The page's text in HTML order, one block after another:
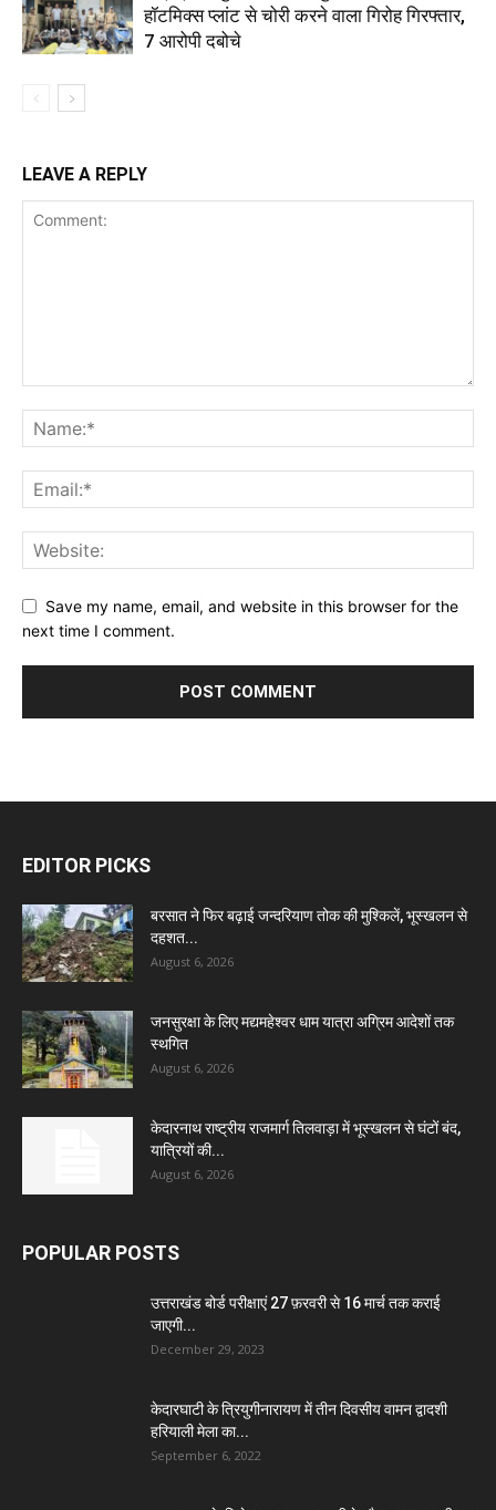
हॉटमिक्स प्लांट से चोरी करने वाला गिरोह गिरफ्तार,
7 आरोपी दबोचे
LEAVE A REPLY
Save my name, email, and website in this browser for the
next time I comment.
EDITOR PICKS
बरसात ने फिर बढ़ाई जन्दरियाण तोक की मुश्किलें, भूस्खलन से
दहशत...
August 6, 2026
जनसुरक्षा के लिए मद्यमहेश्वर धाम यात्रा अग्रिम आदेशों तक
स्थगित
August 6, 2026
केदारनाथ राष्ट्रीय राजमार्ग तिलवाड़ा में भूस्खलन से घंटों बंद,
यात्रियों की...
August 6, 2026
POPULAR POSTS
उत्तराखंड बोर्ड परीक्षाएं 27 फ़रवरी से 16 मार्च तक कराई
जाएगी...
December 29, 2023
केदारघाटी के त्रियुगीनारायण में तीन दिवसीय वामन द्वादशी
हरियाली मेला का...
September 6, 2022